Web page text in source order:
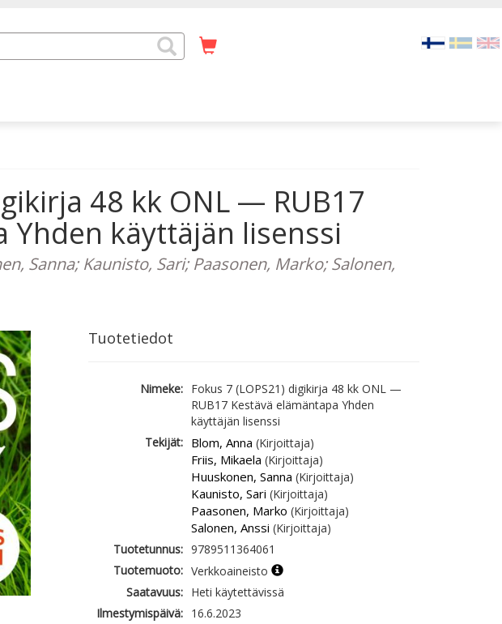
48 kk ONL — RUB17
Yhden käyttäjän lisenssi
Sanna; Kaunisto, Sari; Paasonen, Marko; Salonen,
Tuotetiedot
Nimeke: Fokus 7 (LOPS21) digikirja 48 kk ONL —
RUB17 Kestävä elämäntapa Yhden
käyttäjän lisenssi
Tekijät: Blom, Anna (Kirjoittaja)
Friis, Mikaela (Kirjoittaja)
Huuskonen, Sanna (Kirjoittaja)
Kaunisto, Sari (Kirjoittaja)
Paasonen, Marko (Kirjoittaja)
Salonen, Anssi (Kirjoittaja)
Tuotetunnus: 9789511364061
Tuotemuoto: Verkkoaineisto
Saatavuus: Heti käytettävissä
Ilmestymispäivä: 16.6.2023